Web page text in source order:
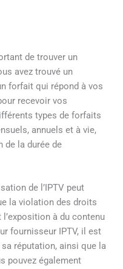
de trouver un
avez trouvé un
forfait qui répond à vos
recevoir vos
types de forfaits
annuels et à vie,
de la durée de
de l’IPTV peut
la violation des droits
l’exposition à du contenu
fournisseur IPTV, il est
réputation, ainsi que la
pouvez également